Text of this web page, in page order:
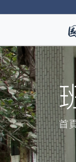
首